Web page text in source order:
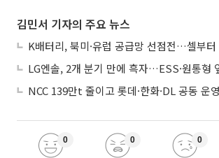
김민서 기자의 주요 뉴스
0 0 0